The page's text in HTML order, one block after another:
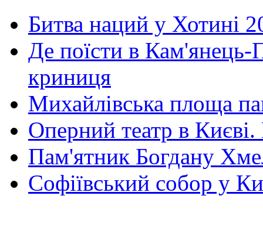
Битва наций у Хотині
Де поїсти в Кам'янець-
криниця
Михайлівська площа
Оперний театр в
Пам'ятник Богдану
Софіївський собор у